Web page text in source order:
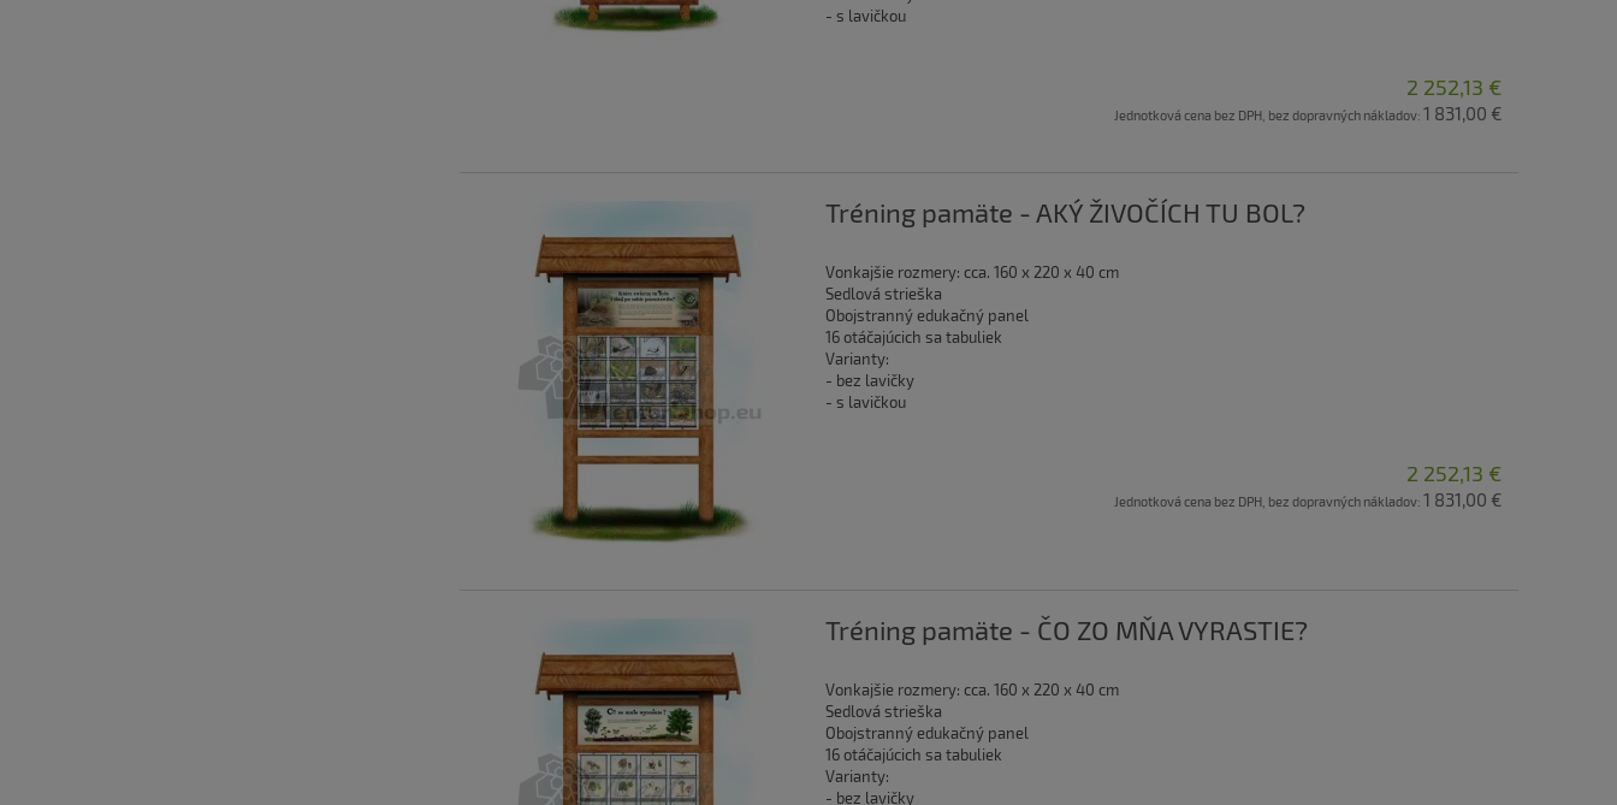
- s lavičkou
2 252,13 €
Jednotková cena bez DPH, bez dopravných nákladov: 1 831,00 €
Tréning pamäte - AKÝ ŽIVOČÍCH TU BOL?
Vonkajšie rozmery: cca. 160 x 220 x 40 cm
Sedlová strieška
Obojstranný edukačný panel
16 otáčajúcich sa tabuliek
Varianty:
- bez lavičky
- s lavičkou
2 252,13 €
Jednotková cena bez DPH, bez dopravných nákladov: 1 831,00 €
Tréning pamäte - ČO ZO MŇA VYRASTIE?
Vonkajšie rozmery: cca. 160 x 220 x 40 cm
Sedlová strieška
Obojstranný edukačný panel
16 otáčajúcich sa tabuliek
Varianty:
- bez lavičky